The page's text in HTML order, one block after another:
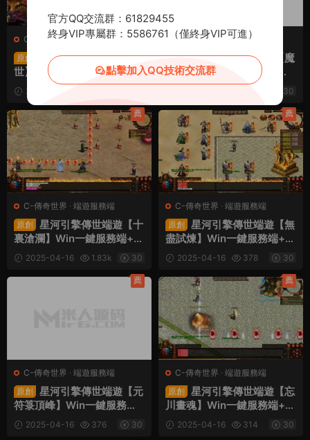
C-傳奇世界 · 手遊服務端
原創
傳世手遊【飛揚部落傳
世】Linux手工服務端+GM
授權後台+安卓蘋果雙端+視
頻架設教程
2025-06-05
30
C-傳奇世界· 端遊服務端
原創 星河引擎傳世端遊【魔
遊紀第二版】Win一鍵服務
端+彩虹登陸器+客戶端+視30
C-傳奇世界 · 端遊服務端
原創
星河引擎傳世端遊【十
裏滄瀾】Win一鍵服務端+彩
虹登陸器+客戶端+視頻架設
教程
2025-04-16 1.83k 30
薦
C-傳奇世界 · 端遊服務端
原創
星河引擎傳世端遊【無
盡試煉】Win一鍵服務端+彩
虹登陸器+客戶端+視頻架設
教程
2025-04-16 378 30
薦
C-傳奇世界 · 端遊服務端
原創
星河引擎傳世端遊【元
符箓頂峰】Win一鍵服務端
+彩虹登陸器+客戶端+視頻
架設教程
2025-04-16 376 30
薦
C-傳奇世界 · 端遊服務端
原創
星河引擎傳世端遊【忘
川畫魂】Win一鍵服務端+彩
虹登陸器+客戶端+視頻架設
教程
2025-04-16 314 30
薦
官方QQ交流群：61829455
終身VIP專屬群：5586761（僅終身VIP可進）
點擊加入QQ技術交流群